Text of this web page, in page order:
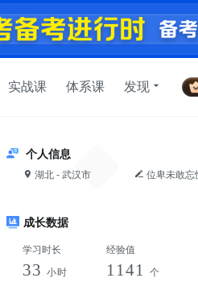
实战课 体系课 发现
个人信息
湖北 - 武汉市 位卑未敢忘
成长数据
学习时长
33 小时
经验值
1141 个